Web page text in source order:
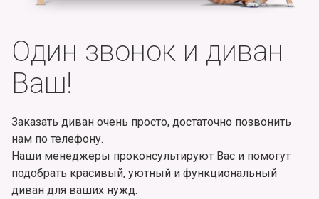
Один звонок и диван
Ваш!
Заказать диван очень просто, достаточно позвонить
нам по телефону.
Наши менеджеры проконсультируют Вас и помогут
подобрать красивый, уютный и функциональный
диван для ваших нужд.